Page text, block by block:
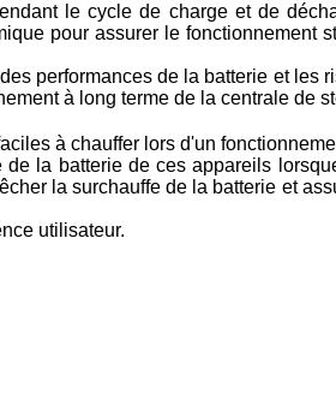
le cycle de charge et de
pour assurer le fonctionnement
performances de la batterie et les
à long terme de la centrale de
à chauffer lors d'un
la batterie de ces appareils
la surchauffe de la batterie et
utilisateur.